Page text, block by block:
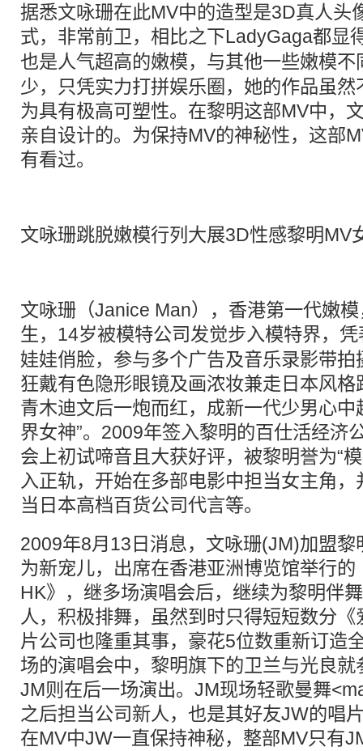
据悉文咏珊在此MV中的造型是3D真人头
式，非常前卫，相比之下LadyGaga都显
也是人气超高的嫩模，与其他一些嫩模不
少，只凭实力打拼娱乐圈，她的作品虽
为具有极高可塑性。在黎明这部MV中，
亲自设计的。为保持MV的神秘性，这部
有看过。
文咏珊跳脱嫩模行列大展3D性感黎明MV
文咏珊（Janice Man），香港第一代嫩
生，14岁被模特公司发觉步入模特界，
娃娃俏脸，参与多个广告及音乐录影带
狂戴有色隐形眼镜及画浓妆兼走日本风
青木迪文后一炮而红，成新一代少男心中
界女神”。2009年签入黎明的百仕活经济
会上初试啼音且大获好评，被黎明誉为“
入正轨，开始在多部电影中担当女主角
当日本高档百货公司代言等。
2009年8月13日消息，文咏珊(JM)加盟
为新宠儿，出席在香港亚洲博览馆举行
HK》，继多场演唱会后，继续为黎明伴
人，积极排舞，虽然到时只得短短数分
片公司也隆重其事，豪花5位数重新订造
场的演唱会中，黎明旗下的卫兰与光良
JM则在后一场演出。JM现场轻歌曼舞
之后担当公司新人，也是其好友JW的唱
在MV中JW一直保持神秘，整部MV只有